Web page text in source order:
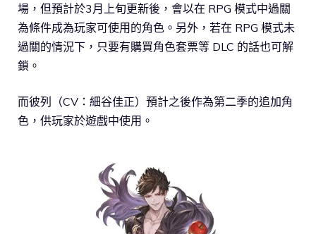
場，但預計於3月上旬更新後，會以在 RPG 模式中過關
為條件成為玩家可使用的角色。另外，若在 RPG 模式未
過關的情況下，只要有購買角色套票等 DLC 的話也可解
鎖。
而彼列（CV：細谷佳正）預計之後作為第二季的追加角
色，供玩家於遊戲中使用。